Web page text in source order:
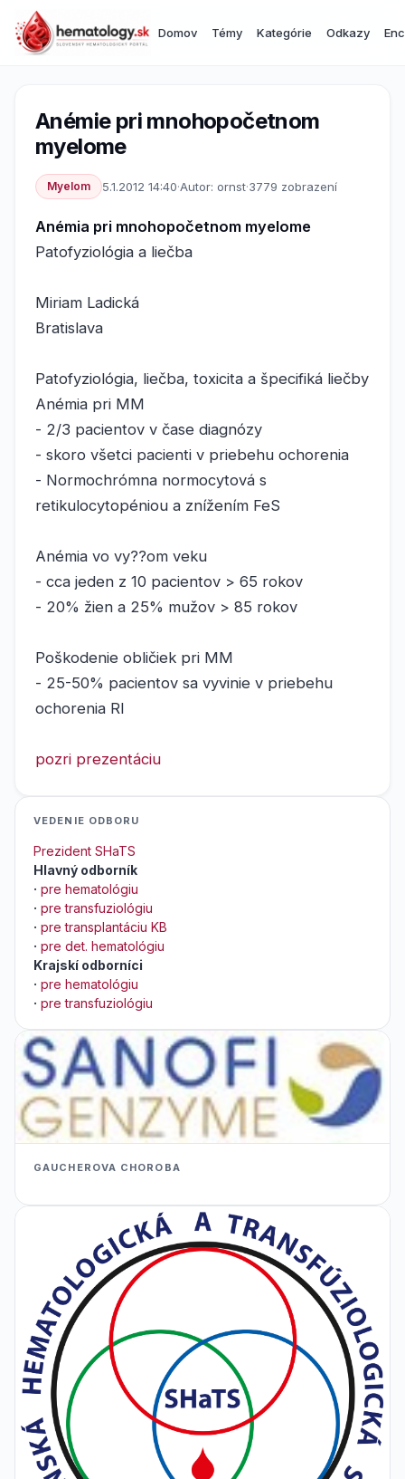
Domov Témy Kategórie Odkazy
Anémie pri mnohopočetnom
myelome
Myelom 5.1.2012 14:40·Autor: ornst·3779 zobrazení
Anémia pri mnohopočetnom myelome
Patofyziológia a liečba
Miriam Ladická
Bratislava
Patofyziológia, liečba, toxicita a špecifiká liečby
Anémia pri MM
- 2/3 pacientov v čase diagnózy
- skoro všetci pacienti v priebehu ochorenia
- Normochrómna normocytová s
retikulocytopéniou a znížením FeS
Anémia vo vy??om veku
- cca jeden z 10 pacientov > 65 rokov
- 20% žien a 25% mužov > 85 rokov
Poškodenie obličiek pri MM
- 25-50% pacientov sa vyvinie v priebehu
ochorenia RI
pozri prezentáciu
VEDENIE ODBORU
Prezident SHaTS
Hlavný odborník
· pre hematológiu
· pre transfuziológiu
· pre transplantáciu KB
· pre det. hematológiu
Krajskí odborníci
· pre hematológiu
· pre transfuziológiu
GAUCHEROVA CHOROBA